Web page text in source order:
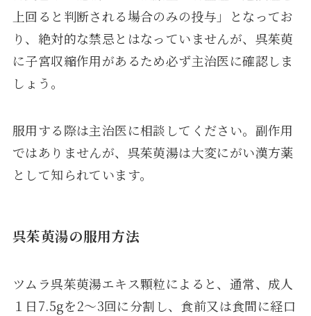
上回ると判断される場合のみの投与」となってお
り、絶対的な禁忌とはなっていませんが、呉茱萸
に子宮収縮作用があるため必ず主治医に確認しま
しょう。
服用する際は主治医に相談してください。副作用
ではありませんが、呉茱萸湯は大変にがい漢方薬
として知られています。
呉茱萸湯の服用方法
ツムラ呉茱萸湯エキス顆粒によると、通常、成人
１日7.5gを2～3回に分割し、食前又は食間に経口